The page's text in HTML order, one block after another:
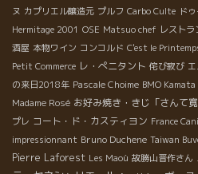
ヌ カプリエル醸造元 プルフ Carbo Culte ド
Hermitage 2001 OSE Matsuo chef レストラ
酒屋 本物ワイン コンコルド C'est le
Petit Commerce レ・ぺニタント 侘び寂び
の来日2018年 Pascale Choime BMO Kamata
Madame Rosé お好み焼き・きじ「さんて寛
プレ コート・ド・カスティヨン France
impressionnant Bruno Duchene Taiwan
Pierre Laforest Les Maoù 故勝山晋作さん